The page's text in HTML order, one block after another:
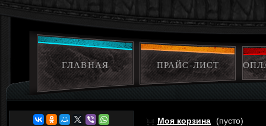
ГЛАВНАЯ ПРАЙС-ЛИСТ
Моя корзина (пусто)